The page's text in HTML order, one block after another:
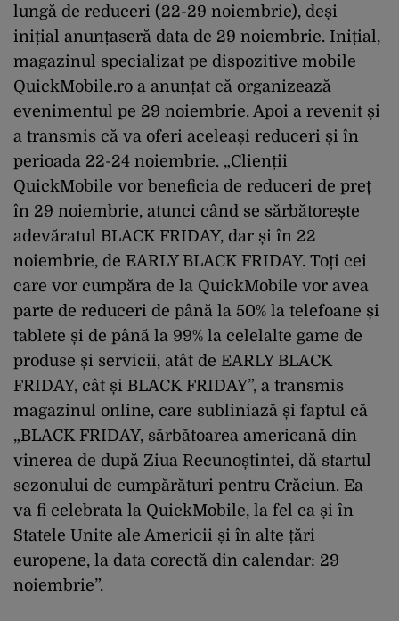
lungă de reduceri (22-29 noiembrie), deși
inițial anunțaseră data de 29 noiembrie. Inițial,
magazinul specializat pe dispozitive mobile
QuickMobile.ro a anunțat că organizează
evenimentul pe 29 noiembrie. Apoi a revenit și
a transmis că va oferi aceleași reduceri și în
perioada 22-24 noiembrie. „Clienții
QuickMobile vor beneficia de reduceri de preț
în 29 noiembrie, atunci când se sărbătorește
adevăratul BLACK FRIDAY, dar și în 22
noiembrie, de EARLY BLACK FRIDAY. Toți cei
care vor cumpăra de la QuickMobile vor avea
parte de reduceri de până la 50% la telefoane și
tablete și de până la 99% la celelalte game de
produse și servicii, atât de EARLY BLACK
FRIDAY, cât și BLACK FRIDAY”, a transmis
magazinul online, care subliniază și faptul că
„BLACK FRIDAY, sărbătoarea americană din
vinerea de după Ziua Recunoștintei, dă startul
sezonului de cumpărături pentru Crăciun. Ea
va fi celebrata la QuickMobile, la fel ca și în
Statele Unite ale Americii și în alte țări
europene, la data corectă din calendar: 29
noiembrie”.